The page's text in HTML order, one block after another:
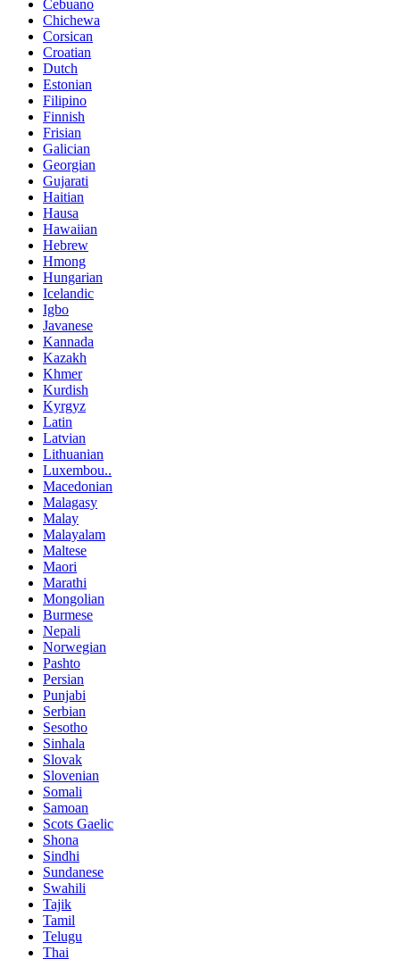
Cebuano
Chichewa
Corsican
Croatian
Dutch
Estonian
Filipino
Finnish
Frisian
Galician
Georgian
Gujarati
Haitian
Hausa
Hawaiian
Hebrew
Hmong
Hungarian
Icelandic
Igbo
Javanese
Kannada
Kazakh
Khmer
Kurdish
Kyrgyz
Latin
Latvian
Lithuanian
Luxembou..
Macedonian
Malagasy
Malay
Malayalam
Maltese
Maori
Marathi
Mongolian
Burmese
Nepali
Norwegian
Pashto
Persian
Punjabi
Serbian
Sesotho
Sinhala
Slovak
Slovenian
Somali
Samoan
Scots Gaelic
Shona
Sindhi
Sundanese
Swahili
Tajik
Tamil
Telugu
Thai